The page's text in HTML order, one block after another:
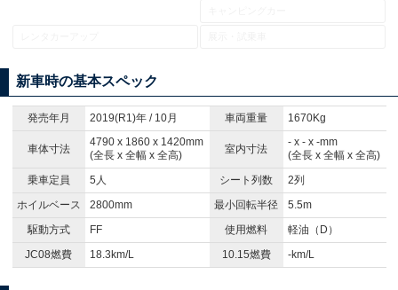
新車時の基本スペック
発売年月 2019(R1)年 / 10月 車両重量 1670Kg
車体寸法
4790 x 1860 x 1420mm
(全長 x 全幅 x 全高)
室内寸法
- x - x -mm
(全長 x 全幅 x 全高)
乗車定員
5人 シート列数
2列
ホイルベース
2800mm 最小回転半径
5.5m
駆動方式
FF 使用燃料
軽油（D）
JC08燃費
18.3km/L 10.15燃費 -km/L